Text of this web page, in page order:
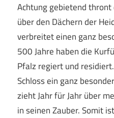
Achtung gebietend thront
über den Dächern der
verbreitet einen ganz
500 Jahre haben die
Pfalz regiert und
Schloss ein ganz
zieht Jahr für Jahr über
in seinen Zauber. Somit